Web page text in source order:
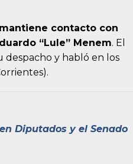
mantiene contacto con
“Lule” Menem. El
despacho y habló en los
Diputados y el Senado